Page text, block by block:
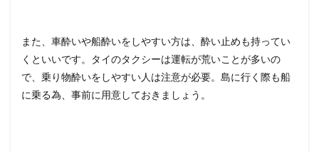
また、車酔いや船酔いをしやすい方は、酔い止めも持ってい
くといいです。タイのタクシーは運転が荒いことが多いの
で、乗り物酔いをしやすい人は注意が必要。島に行く際も船
に乗る為、事前に用意しておきましょう。